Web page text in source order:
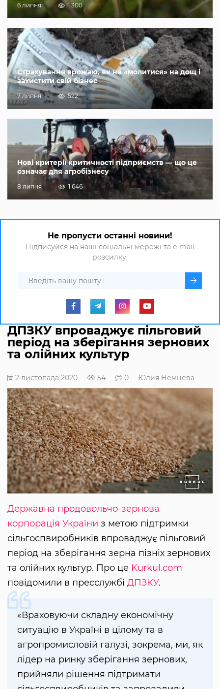
6 липня 1 300
Страхування врожаю, як не «молитися» на дощ і
захистити свій бізнес
7 липня 522
Нові критерії критичності підприємств — що це
означає для агробізнесу
8 липня 1 646
Не пропусти останні новини!
Підписуйся на наші соціальні мережі та e-mail
розсилку.
ДПЗКУ впроваджує пільговий
період на зберігання зернових
та олійних культур
2 листопада 2020 54 0 Юлия Немцева
Державна продовольчо-зернова
корпорація України з метою підтримки
сільгоспвиробників впроваджує пільговий
період на зберігання зерна пізніх зернових
та олійних культур. Про це Kurkul.com
повідомили в пресслужбі ДПЗКУ.
«Враховуючи складну економічну
ситуацію в Україні в цілому та в
агропромисловій галузі, зокрема, ми, як
лідер на ринку зберігання зернових,
прийняли рішення підтримати